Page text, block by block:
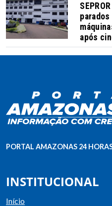
após
PORTAL AMAZONAS 24
INSTITUCIONAL
Início